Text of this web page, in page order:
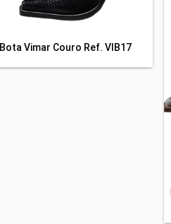
Bota Vimar Couro Ref. VIB17